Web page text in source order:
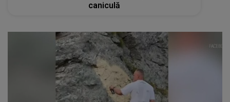
caniculă